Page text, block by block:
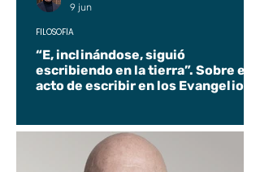
“E, inclinándose, siguió
escribiendo en la tierra”. Sobre el
acto de escribir en los Evangelios.
FILOSOFÍA
9 jun